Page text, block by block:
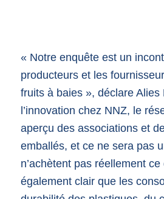
« Notre enquête est un
producteurs et les
fruits à baies », déclare
l’innovation chez NNZ, le
aperçu des associations et
emballés, et ce ne sera pas
n’achètent pas réellement
également clair que les